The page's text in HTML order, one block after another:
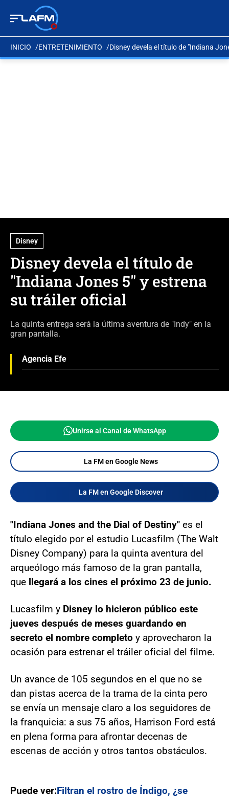
INICIO ENTRETENIMIENTO Disney devela el título de "Indiana
Disney
Disney devela el título de
"Indiana Jones 5" y estrena
su tráiler oficial
La quinta entrega será la última aventura de "Indy" en la
gran pantalla.
Agencia Efe
Unirse al Canal de WhatsApp
La FM en Google News
La FM en Google Discover
"Indiana Jones and the Dial of Destiny" es el
título elegido por el estudio Lucasfilm (The Walt
Disney Company) para la quinta aventura del
arqueólogo más famoso de la gran pantalla,
que llegará a los cines el próximo 23 de junio.
Lucasfilm y Disney lo hicieron público este
jueves después de meses guardando en
secreto el nombre completo y aprovecharon la
ocasión para estrenar el tráiler oficial del filme.
Un avance de 105 segundos en el que no se
dan pistas acerca de la trama de la cinta pero
se envía un mensaje claro a los seguidores de
la franquicia: a sus 75 años, Harrison Ford está
en plena forma para afrontar decenas de
escenas de acción y otros tantos obstáculos.
Puede ver:Filtran el rostro de Índigo, ¿se